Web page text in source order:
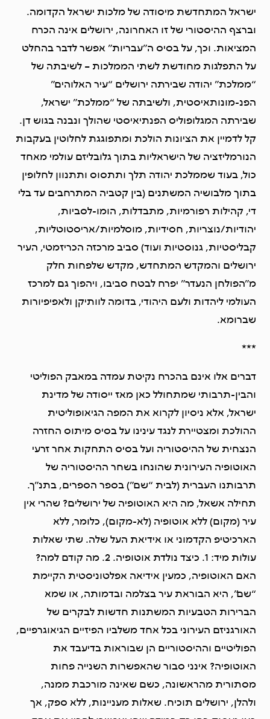
ישראל המתחדשת מיסודה של מלכות ישראל הקדומה.
וברצף ההיסטורי של זו האחרונה, ירושלים אינה הכרח
המציאות. וכך, על בסיס ה”עבריות” אפשר לדבר בהחלט
על התפלגות מחודשת לשתי הממלכות – לשיבתה של
“ממלכת” יהודה שבירתה ירושלים “עיר האלוהים”
הפנ-מונותאיסטית, ולשיבתה של “ממלכת” ישראל,
שבירתה המגלופוליס הפנתיאיסטי שהולך ונבנה בגוש דן.
קל לדמיין את הציונות הולכת ומתפוגגת לחלוטין בעקבות
הנורמליזציה של הישראליות בתוך גלובליזם עולמי מאחד
כול, בעוד שממלכת יהודה תלך ותתסוס ותתנוון לחלופין
בתוך מלבושיה המשתנים (בין קטביה המתרחבים עד בלי
די, קהילות רפורמיות, מתבדלות, הומו-לסביות,
יהודיות/נוצריות, חסידיות, מוסלמיות/אריסטוטליות,
קבליסטיות, גנוסטיות ועוד) סביב מרכזה הכריזמטי, העיר
ירושלים והמקדש המתחדש, מקדש שלפחות חלק
מ”הפולחן הנעדר” יפרח לבטח סביבו, ויהפוך גם למרכז
העולמי ליהדות ולעם היהודי, בדומה לוותיקן ולאפיפיורות
שברומא.
***
דברים אלו אינם בהכרח נקיטת עמדה במאבק הפוליטי
והבין-תרבותי שמתחולל כאן מאז ייסודה של מדינת
ישראל, אלא ניסיון לקרוא את המפה הגיאופוליטית
ההולכת ומצטיירת לנגד עינינו על בסיס מיתוס החזרה
הנצחית של ההיסטוריה ועל בסיס התחקות אחר זרעי
האוטופיה העירונית שהונחו בשחר ההיסטוריה של
תרבותנו העברית (לבית “שם”) בספר הספרים, בתנ”ך.
תחילה אשאל, מה היא האוטופיה של ירושלים? שהרי אין
עיר (מקום) ללא אוטופיה (לא-מקום), כלומר, ללא
הארכיטיפ הקדמוני או אידיאת העל שלה. שתי שאלות
עולות מיד: 1. כיצד נולדת אוטופיה. 2. מה קודם למה?
האם האוטופיה, כמעין אידיאה אפלטוניסטית הקיימת
“שם”, היא הבוראת עיר בצלמה ובדמותה, או שמא
הברירות הטבעיות המשתנות חדשות לבקרים של
האורגניזם העירוני בכל אחד משלביו הפיזיים הגיאוגרפיים,
הפוליטיים וההיסטוריים הן שבוראות בדיעבד את
האוטופיה? אינני סבור שהאפשרות השנייה פחות
מסתורית מהראשונה, כשם שאינה מורכבת ממנה,
ולהלן, ירושלים תוכיח. שאלות מעניינות, ללא ספק, אך